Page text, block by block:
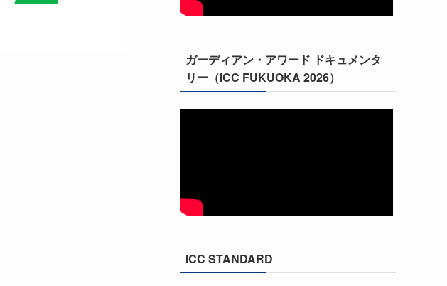
ガーディアン・アワード ドキュメンタ
リー（ICC FUKUOKA 2026）
ICC STANDARD